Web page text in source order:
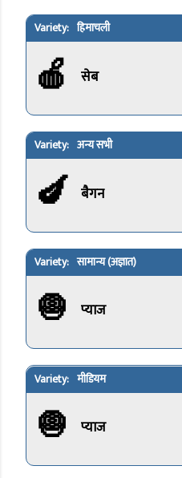
हिमाचली
🍎 सेब
अन्य सभी
🍆 बैगन
सामान्य (अज्ञात)
🧅 प्याज
मीडियम
🧅 प्याज